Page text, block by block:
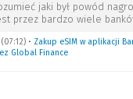
jaki był powód
przez bardzo wiele
• Zakup eSIM w aplikacji
Global Finance